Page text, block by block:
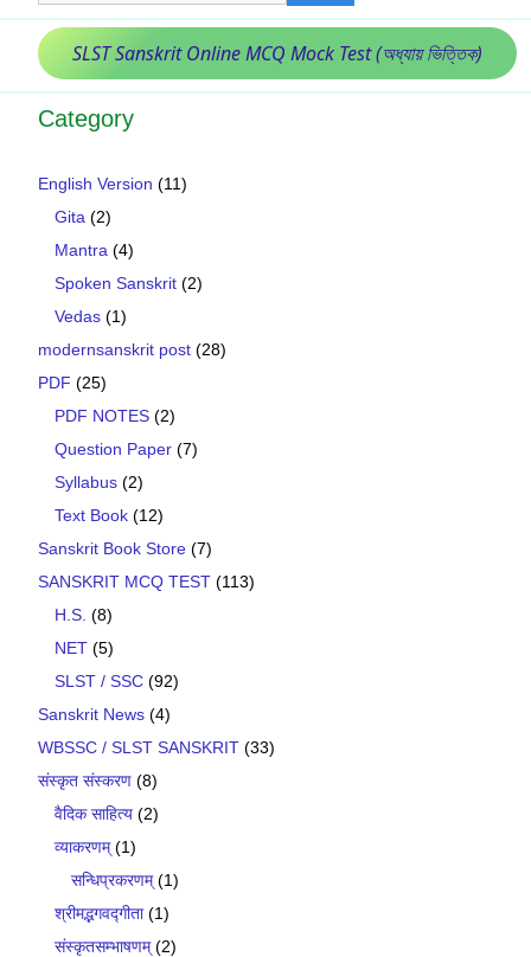
SLST Sanskrit Online MCQ Mock Test (অধ্যায় ভিত্তিক)
Category
English Version (11)
Gita (2)
Mantra (4)
Spoken Sanskrit (2)
Vedas (1)
modernsanskrit post (28)
PDF (25)
PDF NOTES (2)
Question Paper (7)
Syllabus (2)
Text Book (12)
Sanskrit Book Store (7)
SANSKRIT MCQ TEST (113)
H.S. (8)
NET (5)
SLST / SSC (92)
Sanskrit News (4)
WBSSC / SLST SANSKRIT (33)
संस्कृत संस्करण (8)
वैदिक साहित्य (2)
व्याकरणम्(1)
सन्धिप्रकरणम्(1)
श्रीमद्भगवद्गीता(1)
संस्कृतसम्भाषणम्(2)